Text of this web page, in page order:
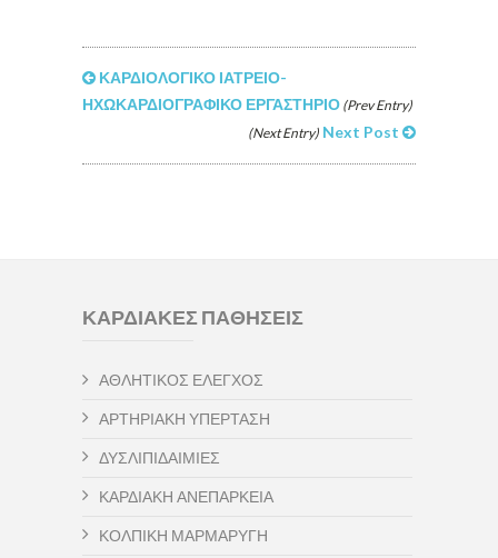
ΚΑΡΔΙΟΛΟΓΙΚΟ ΙΑΤΡΕΙΟ-
ΗΧΩΚΑΡΔΙΟΓΡΑΦΙΚΟ ΕΡΓΑΣΤΗΡΙΟ (Prev Entry)
(Next Entry) Next Post
ΚΑΡΔΙΑΚΕΣ ΠΑΘΗΣΕΙΣ
ΑΘΛΗΤΙΚΟΣ ΕΛΕΓΧΟΣ
ΑΡΤΗΡΙΑΚΗ ΥΠΕΡΤΑΣΗ
ΔΥΣΛΙΠΙΔΑΙΜΙΕΣ
ΚΑΡΔΙΑΚΗ ΑΝΕΠΑΡΚΕΙΑ
ΚΟΛΠΙΚΗ ΜΑΡΜΑΡΥΓΗ